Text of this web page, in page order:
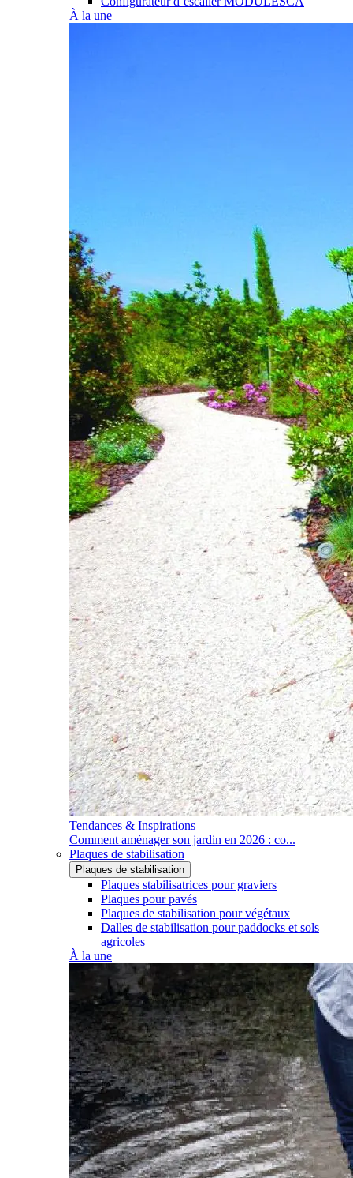
À la une
Tendances & Inspirations
Comment aménager son jardin en 2026 : co...
Plaques de stabilisation
Plaques de stabilisation
Plaques stabilisatrices pour graviers
Plaques pour pavés
Plaques de stabilisation pour végétaux
Dalles de stabilisation pour paddocks et sols
agricoles
À la une